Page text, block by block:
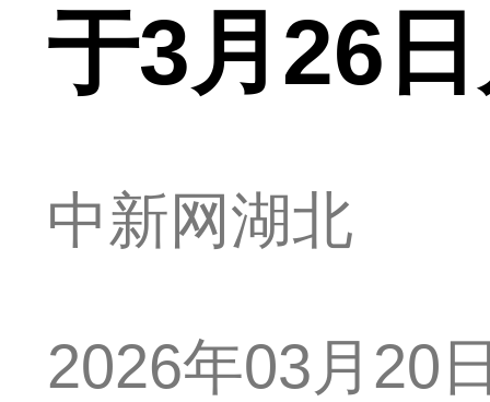
于3月26
中新网湖北
2026年03月20